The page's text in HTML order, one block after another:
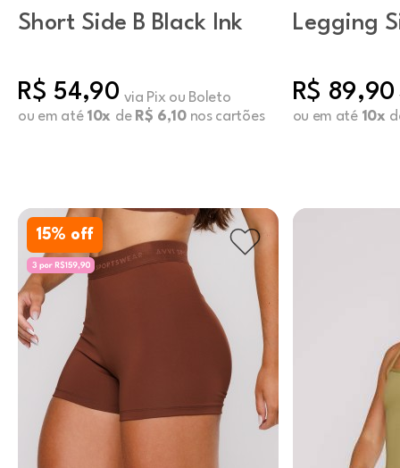
Short Side B Black Ink
R$ 54,90 via Pix ou Boleto
ou em até 10x de R$ 6,10nos cartões
Legging
R$ 89,90
ou em até 10x
15% off